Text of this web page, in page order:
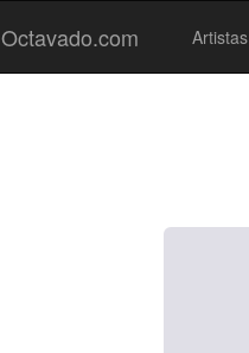
Octavado.com Artistas